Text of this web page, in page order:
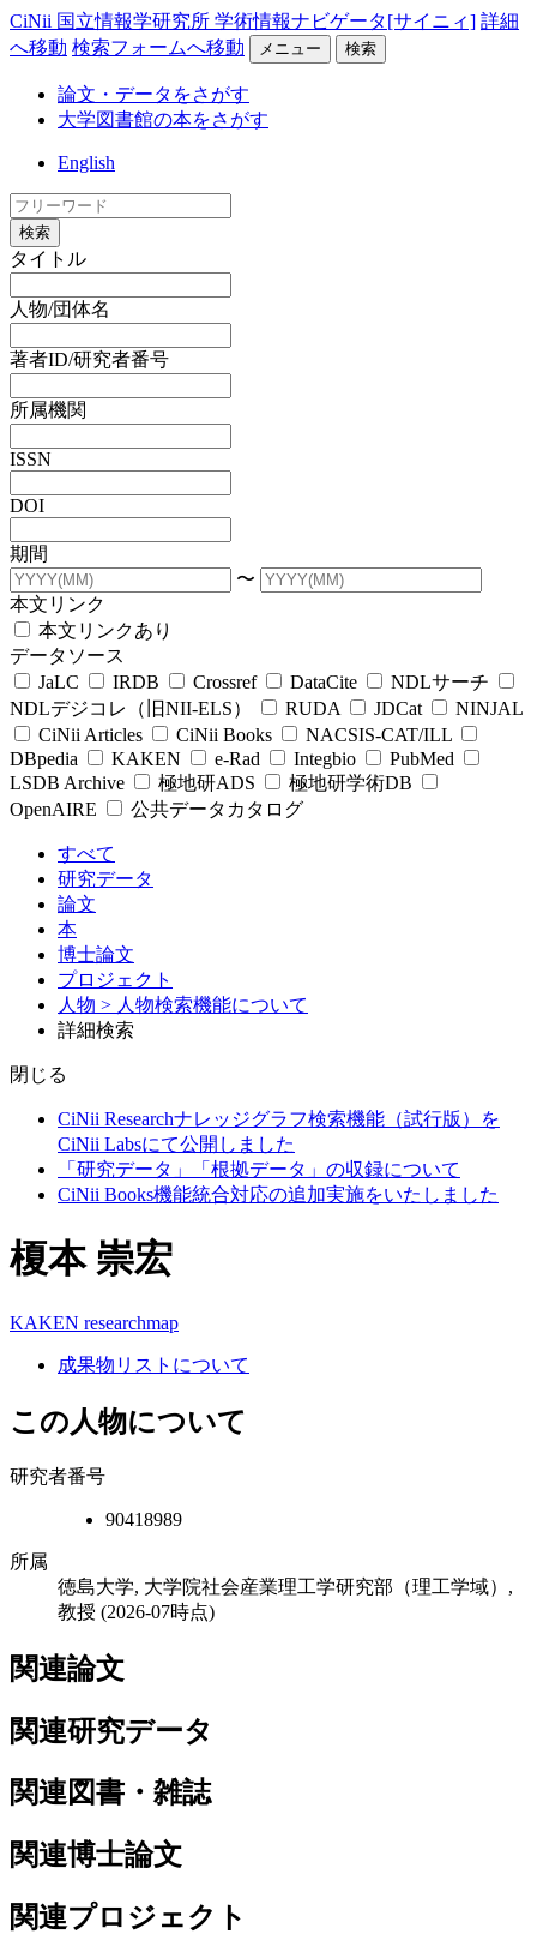
CiNii 国立情報学研究所 学術情報ナビゲータ[サイニィ] 詳細
へ移動 検索フォームへ移動 メニュー 検索
論文・データをさがす
大学図書館の本をさがす
English
検索
タイトル
人物/団体名
著者ID/研究者番号
所属機関
ISSN
DOI
期間
〜
本文リンク
本文リンクあり
データソース
JaLC
IRDB Crossref DataCite
NDLサーチ
NDLデジコレ（旧NII-ELS）
RUDA JDCat
NINJAL
CiNii Articles
CiNii Books
NACSIS-CAT/ILL
DBpedia
KAKEN e-Rad Integbio
PubMed
LSDB Archive
極地研ADS
極地研学術DB
OpenAIRE
公共データカタログ
すべて
研究データ
論文
本
博士論文
プロジェクト
人物 > 人物検索機能について
詳細検索
閉じる
CiNii Researchナレッジグラフ検索機能（試行版）を
CiNii Labsにて公開しました
「研究データ」「根拠データ」の収録について
CiNii Books機能統合対応の追加実施をいたしました
榎本 崇宏
KAKEN researchmap
成果物リストについて
この人物について
研究者番号
90418989
所属
徳島大学, 大学院社会産業理工学研究部（理工学域）,
教授 (2026-07時点)
関連論文
関連研究データ
関連図書・雑誌
関連博士論文
関連プロジェクト